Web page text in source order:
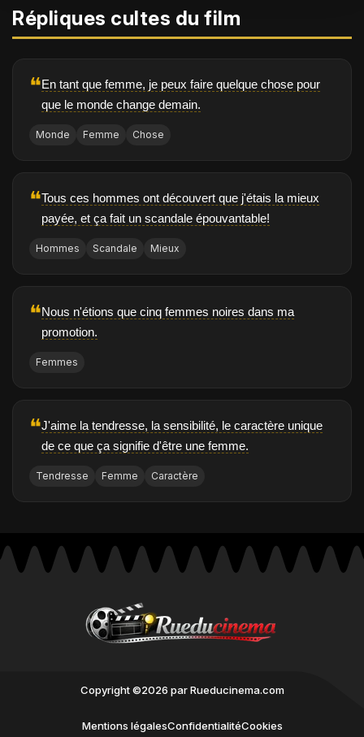
Répliques cultes du film
❝En tant que femme, je peux faire quelque chose pour
que le monde change demain.
Monde Femme Chose
❝Tous ces hommes ont découvert que j'étais la mieux
payée, et ça fait un scandale épouvantable!
Hommes Scandale Mieux
❝Nous n'étions que cinq femmes noires dans ma
promotion.
Femmes
❝J'aime la tendresse, la sensibilité, le caractère unique
de ce que ça signifie d'être une femme.
Tendresse Femme Caractère
Copyright ©2026 par Rueducinema.com
Mentions légalesConfidentialitéCookies